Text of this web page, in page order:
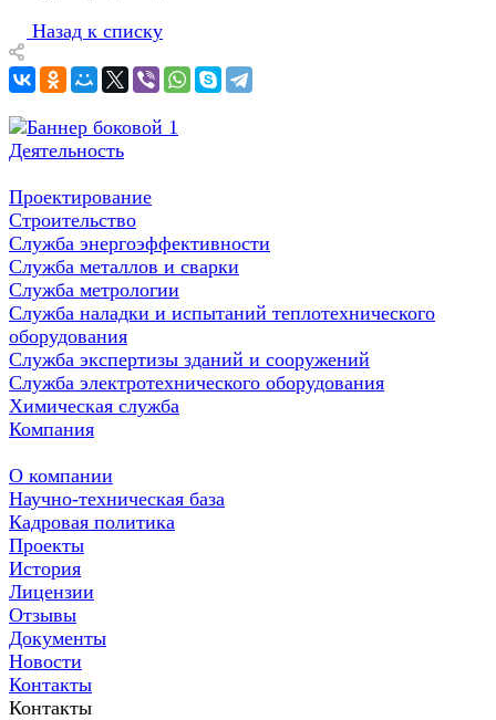
Назад к списку
Деятельность
Проектирование
Строительство
Служба энергоэффективности
Служба металлов и сварки
Служба метрологии
Служба наладки и испытаний теплотехнического
оборудования
Служба экспертизы зданий и сооружений
Служба электротехнического оборудования
Химическая служба
Компания
О компании
Научно-техническая база
Кадровая политика
Проекты
История
Лицензии
Отзывы
Документы
Новости
Контакты
Контакты